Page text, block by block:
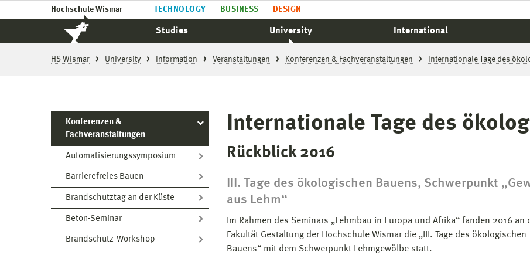
Hochschule Wismar TECHNOLOGY BUSINESS DESIGN
Studies University International
HS Wismar University Information Veranstaltungen Konferenzen & Fachveranstaltungen Internationale Tage des
Konferenzen &
Fachveranstaltungen
Automatisierungssymposium
Barrierefreies Bauen
Brandschutztag an der Küste
Beton-Seminar
Brandschutz-Workshop
Internationale Tage des
Rückblick 2016
III. Tage des ökologischen Bauens, Schwerpunkt
aus Lehm“
Im Rahmen des Seminars „Lehmbau in Europa und Afrika“ fanden 2016 an
Fakultät Gestaltung der Hochschule Wismar die „III. Tage des ökologischen
Bauens“ mit dem Schwerpunkt Lehmgewölbe statt.